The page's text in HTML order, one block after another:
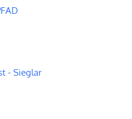
- Sieglar